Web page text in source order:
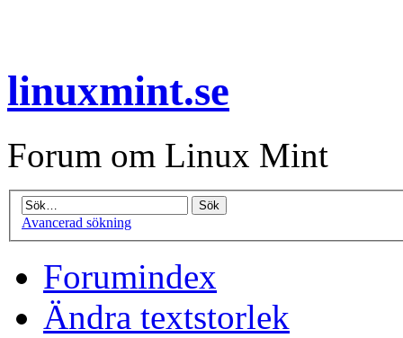
linuxmint.se
Forum om Linux Mint
Avancerad sökning
Forumindex
Ändra textstorlek